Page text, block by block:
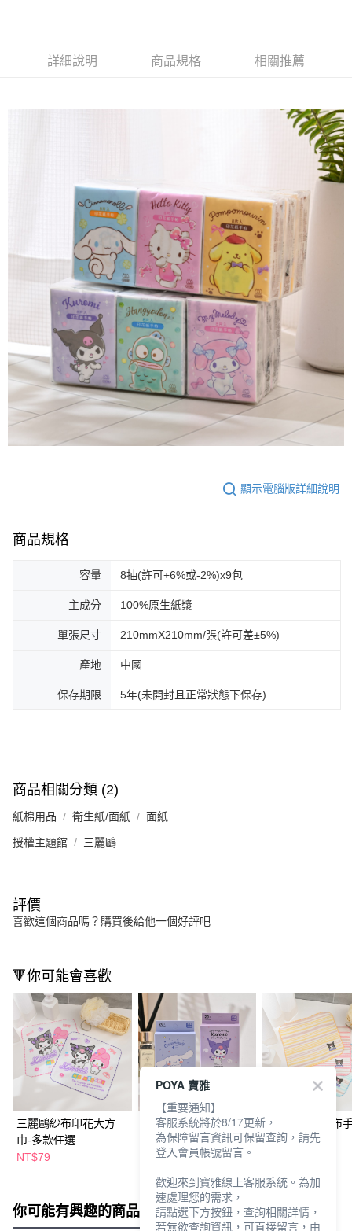
３．未成年的使用者請事先徵得法定代理人或監護人之同意方可使用
時審查核予不同之上限額度；若仍有額度不足之情形，本公司將視審查結果
５．嚴禁一人註冊多個帳號或使用他人資訊註冊。若發現惡意使用之情形，
宅配(本島)
詳細說明 商品規格 相關推薦
顯示電腦版詳細說明
商品規格
容量 8抽(許可+6%或-2%)x9包
主成分 100%原生紙漿
單張尺寸 210mmX210mm/張(許可差±5%)
產地 中國
保存期限 5年(未開封且正常狀態下保存)
商品相關分類 (2)
紙棉用品 衛生紙/面紙 面紙
授權主題館 三麗鷗
評價
喜歡這個商品嗎？購買後給他一個好評吧
🔻你可能會喜歡
三麗鷗紗布印花大方
巾-多款任選
NT$79
三麗鷗系列貼繃20片-
多款任選
NT$99
酷洛米繡花紗布
巾-多款任選
你可能有興趣的商品 全站排行
POYA 寶雅
【重要通知】
客服系統將於8/17更新，
為保障留言資訊可保留查詢，請先
登入會員帳號留言。
歡迎來到寶雅線上客服系統。為加
速處理您的需求，
請點選下方按鈕，查詢相關詳情，
若無欲查詢資訊，可直接留言，由